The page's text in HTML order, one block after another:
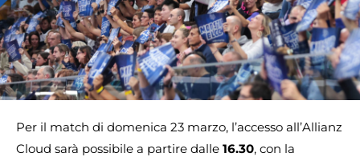
Per il match di domenica 23 marzo, l’accesso all’Allianz
Cloud sarà possibile a partire dalle 16.30, con la